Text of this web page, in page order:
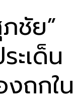
ชัย”
เด็น
ถกใน